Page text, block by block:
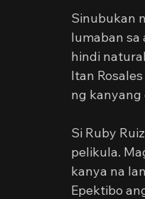
Sinubukan
lumaban sa
hindi
Itan
ng kanyang
Si Ruby
pelikula.
kanya na
Epektibo